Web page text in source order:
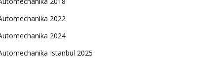
2022
2024
Istanbul 2025